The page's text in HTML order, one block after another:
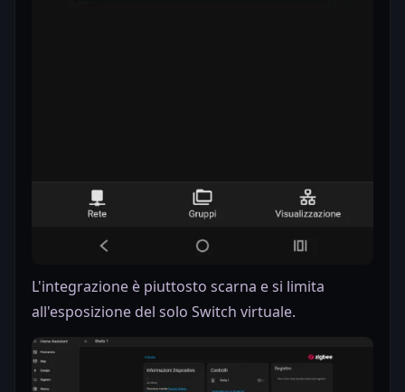
L'integrazione è piuttosto scarna e si limita
all'esposizione del solo Switch virtuale.